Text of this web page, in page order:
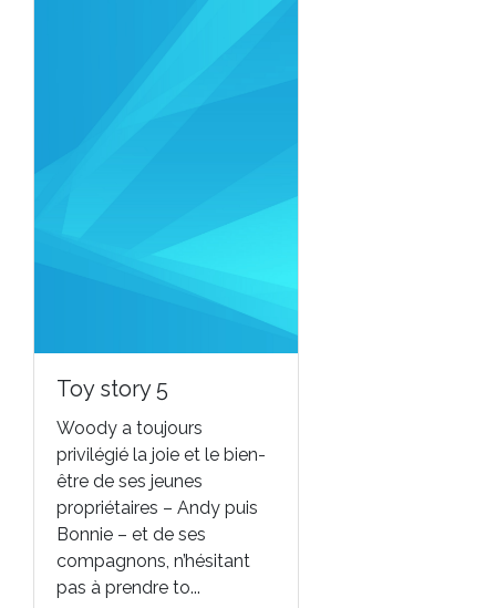
Toy story 5
Woody a toujours
privilégié la joie et le bien-
être de ses jeunes
propriétaires – Andy puis
Bonnie – et de ses
compagnons, n’hésitant
pas à prendre to...